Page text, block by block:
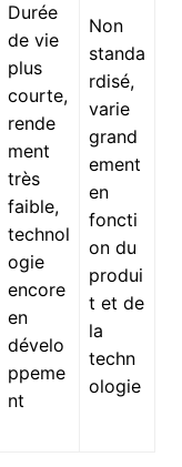
Durée
de vie
plus
courte,
rende
ment
très
faible,
technol
ogie
encore
en
dévelo
ppeme
nt
Non
standa
rdisé,
varie
grand
ement
en
foncti
on du
produi
t et de
la
techn
ologie